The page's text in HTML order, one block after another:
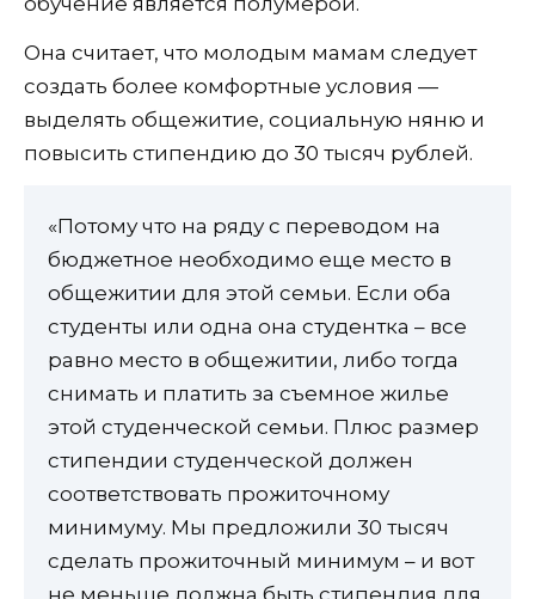
Она считает, что молодым мамам следует
создать более комфортные условия —
выделять общежитие, социальную няню и
повысить стипендию до 30 тысяч рублей.
«Потому что на ряду с переводом на
бюджетное необходимо еще место в
общежитии для этой семьи. Если оба
студенты или одна она студентка – все
равно место в общежитии, либо тогда
снимать и платить за съемное жилье
этой студенческой семьи. Плюс размер
стипендии студенческой должен
соответствовать прожиточному
минимуму. Мы предложили 30 тысяч
сделать прожиточный минимум – и вот